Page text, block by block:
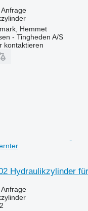
Hemmet
- Tingheden A/S
kontaktieren
Hydraulikzylinder